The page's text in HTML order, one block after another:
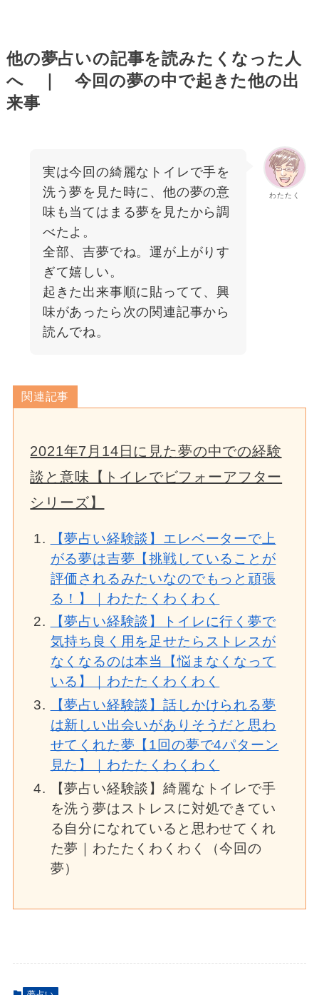
他の夢占いの記事を読みたくなった人
へ ｜ 今回の夢の中で起きた他の出
来事
わたたく
実は今回の綺麗なトイレで手を
洗う夢を見た時に、他の夢の意
味も当てはまる夢を見たから調
べたよ。
全部、吉夢でね。運が上がりす
ぎて嬉しい。
起きた出来事順に貼ってて、興
味があったら次の関連記事から
読んでね。
関連記事
2021年7月14日に見た夢の中での経験
談と意味【トイレでビフォーアフター
シリーズ】
【夢占い経験談】エレベーターで上
がる夢は吉夢【挑戦していることが
評価されるみたいなのでもっと頑張
る！】｜わたたくわくわく
【夢占い経験談】トイレに行く夢で
気持ち良く用を足せたらストレスが
なくなるのは本当【悩まなくなって
いる】｜わたたくわくわく
【夢占い経験談】話しかけられる夢
は新しい出会いがありそうだと思わ
せてくれた夢【1回の夢で4パターン
見た】｜わたたくわくわく
【夢占い経験談】綺麗なトイレで手
を洗う夢はストレスに対処できてい
る自分になれていると思わせてくれ
た夢｜わたたくわくわく（今回の
夢）